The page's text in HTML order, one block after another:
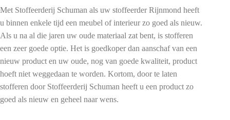
Met Stoffeerderij Schuman als uw stoffeerder Rijnmond heeft
u binnen enkele tijd een meubel of interieur zo goed als nieuw.
Als u na al die jaren uw oude materiaal zat bent, is stofferen
een zeer goede optie. Het is goedkoper dan aanschaf van een
nieuw product en uw oude, nog van goede kwaliteit, product
hoeft niet weggedaan te worden. Kortom, door te laten
stofferen door Stoffeerderij Schuman heeft u een product zo
goed als nieuw en geheel naar wens.